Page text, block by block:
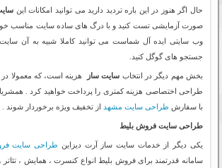
حال اگر هنوز در این باره تردید دارید می توانید امکانات این
صورت آزمایشی تست کنید و با درگ های ساده سایت مناسب خود
وب سایتی ایده آل شماست می توانید کاملا شبیه به آن سایت
جستجو های گوگل کنید.
بخش مهم دیگر در انتخاب سایت ساز
هزینه است، که معمولا
طراحی اختصاصی هزینه کمتری را پرداخت خواهید کرد .
با سفارش طراحی سایت مشهد از تخفیف ویژه برخوردار شوند .
طراحی سایت فروش بلیط
یکی دیگر از خدمات سایت ساز آرت دیزاین طراحی سایت
سامانه قدرتمند برای فروش بلیط انواع کنسرت ، همایش ، تئاتر